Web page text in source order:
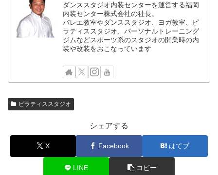
ダンススタジオ内装センターを運営する福岡
内装センター株式会社の社長。
バレエ教室やダンススタジオ、ヨガ教室、ピ
ラティススタジオ、パーソナルトレーニング
ジムなどスポーツ系のスタジオの開業時の内
装や改装をおこなっています
ピラティススタジオ
シェアする
X Facebook はてブ
LINE コピー